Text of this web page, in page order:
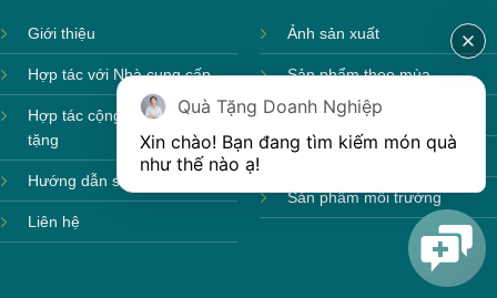
Hộp xi bình giữ nhiệt
Giới thiệu
Hợp tác với Nhà cung cấp
Hợp tác cộng tác viên quà
tặng
Hướng dẫn sử dụng
Liên hệ
Ảnh sản xuất
Sản phẩm theo mùa
Sản phẩm sẵn hàng
Sản phẩm mới
Sản phẩm môi trường
Quà Tặng Doanh Nghiệp
Xin chào! Bạn đang tìm kiếm món quà
như thế nào ạ!